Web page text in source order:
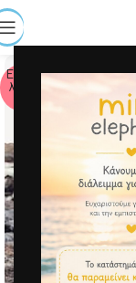
Εξαντ
λήθη